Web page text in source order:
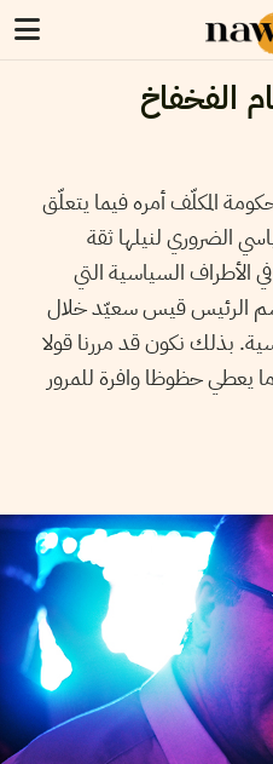
الفخفاخ
المكلّف أمره فيما يتعلّق
الضروري لنيلها ثقة
الأطراف السياسية التي
الرئيس قيس سعيّد خلال
بذلك نكون قد مررنا قولا
يعطي حظوظا وافرة للمرور